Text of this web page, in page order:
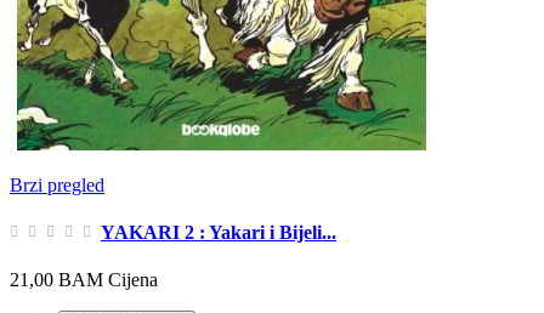
Brzi pregled
YAKARI 2 : Yakari i Bijeli...
21,00 BAM Cijena